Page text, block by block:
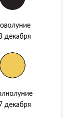
декабря
декабря